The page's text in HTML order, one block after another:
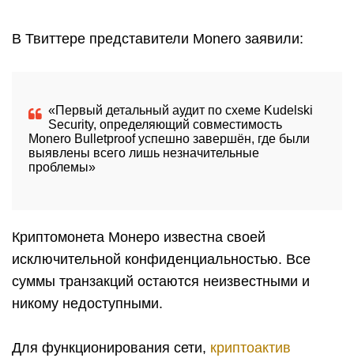
В Твиттере представители Monero заявили:
«Первый детальный аудит по схеме Kudelski
Security, определяющий совместимость
Monero Bulletproof успешно завершён, где были
выявлены всего лишь незначительные
проблемы»
Криптомонета Монеро известна своей
исключительной конфиденциальностью. Все
суммы транзакций остаются неизвестными и
никому недоступными.
Для функционирования сети, криптоактив